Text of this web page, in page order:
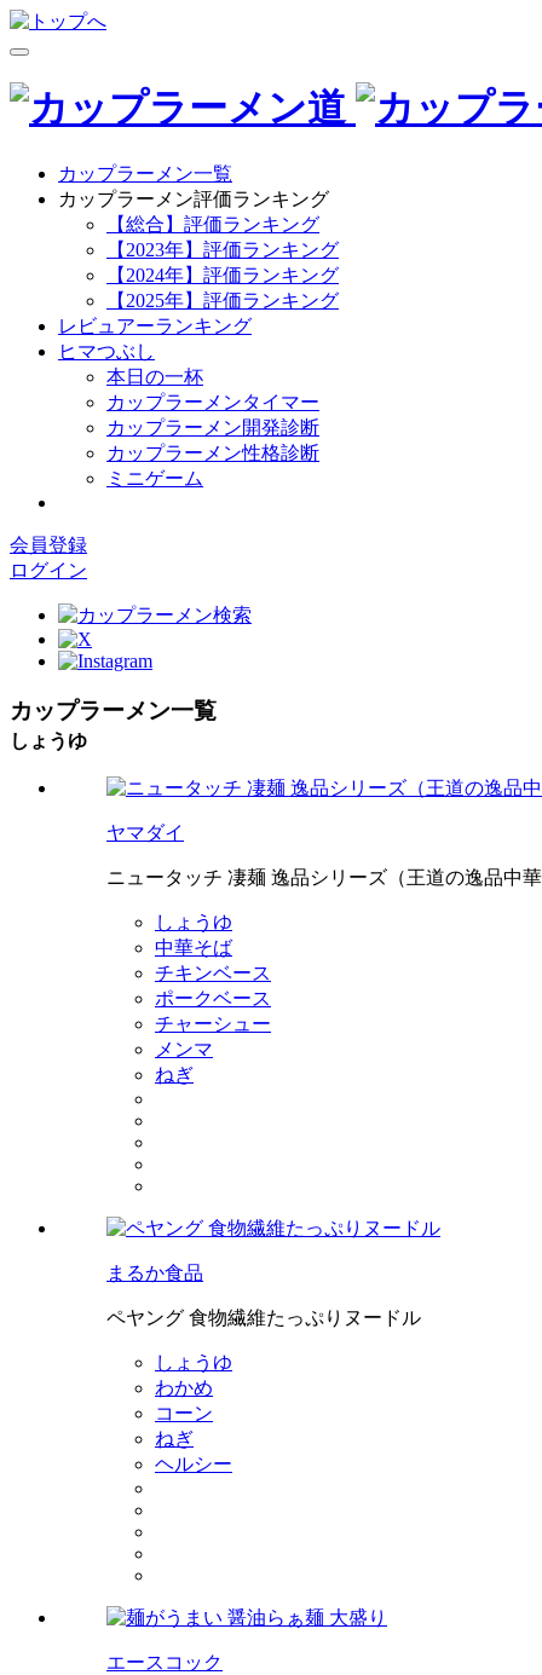
カップラーメン一覧
カップラーメン評価ランキング
【総合】評価ランキング
【2023年】評価ランキング
【2024年】評価ランキング
【2025年】評価ランキング
レビュアーランキング
ヒマつぶし
本日の一杯
カップラーメンタイマー
カップラーメン開発診断
カップラーメン性格診断
ミニゲーム
会員登録
ログイン
カップラーメン一覧
しょうゆ
ヤマダイ
ニュータッチ 凄麺 逸品シリーズ（王道の逸品中
しょうゆ
中華そば
チキンベース
ポークベース
チャーシュー
メンマ
ねぎ
まるか食品
ペヤング 食物繊維たっぷりヌードル
しょうゆ
わかめ
コーン
ねぎ
ヘルシー
エースコック